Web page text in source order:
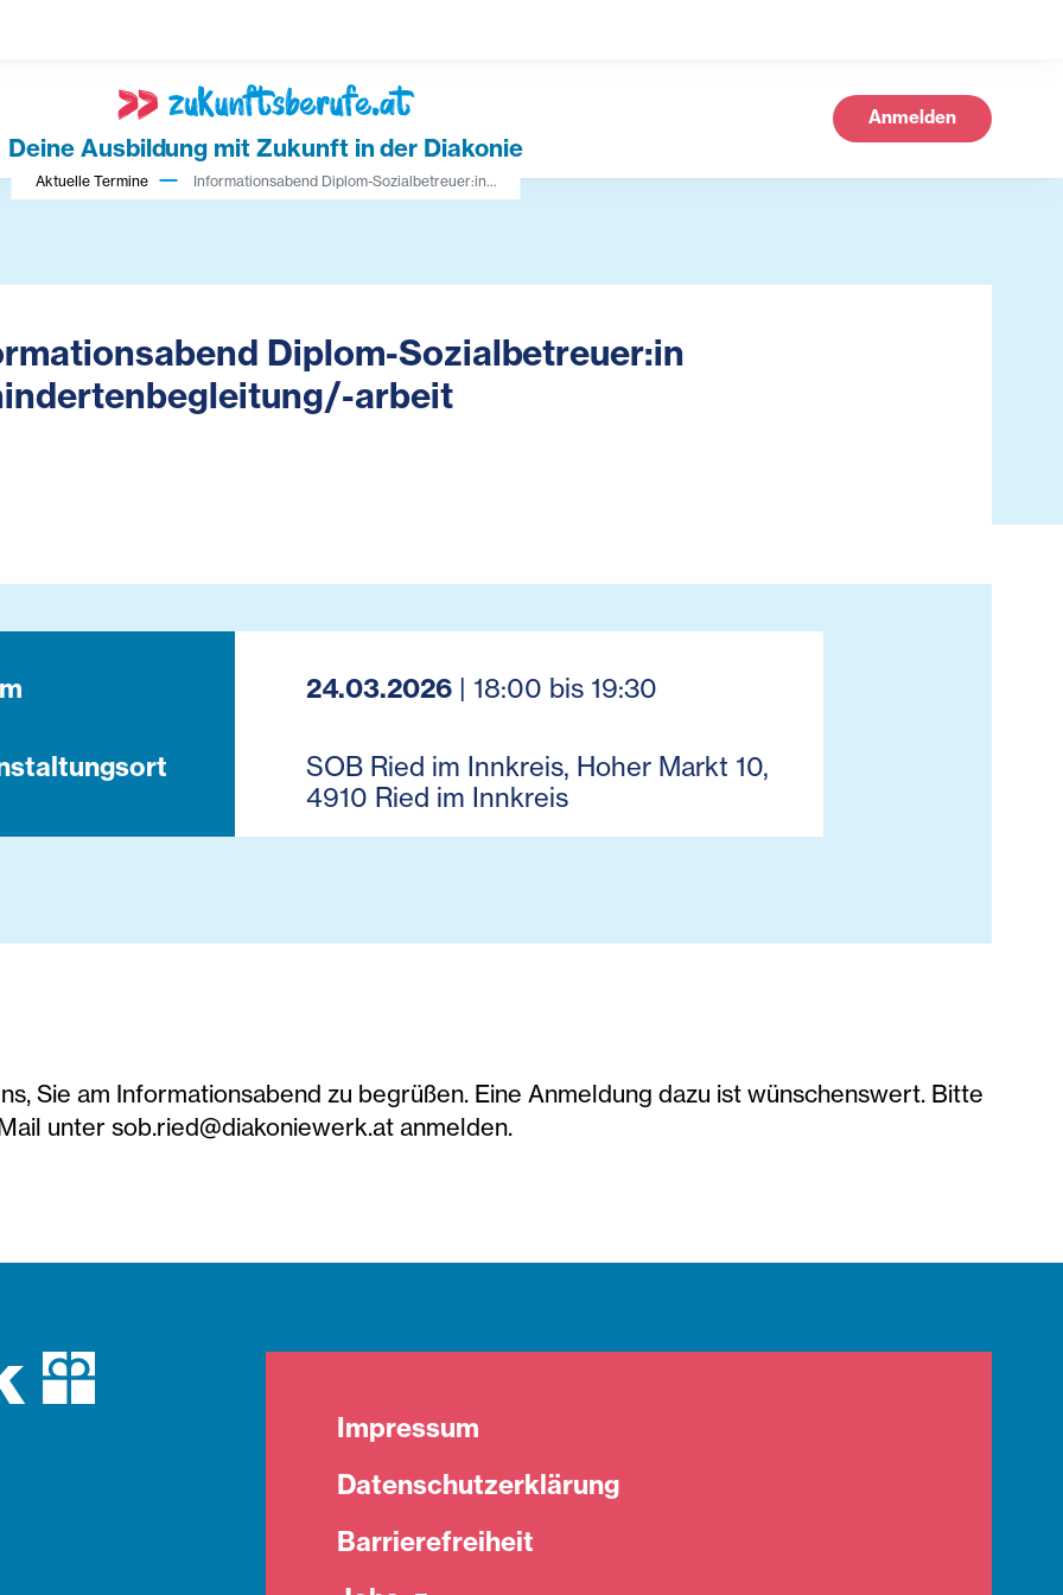
Deine Ausbildung mit Zukunft in der Diakonie
Anmelden
Aktuelle Termine Informationsabend Diplom-Sozialbetreuer:in...
Diplom-Sozialbetreuer:in
arbeit
24.03.2026 | 18:00 bis 19:30
SOB Ried im Innkreis, Hoher Markt 10,
4910 Ried im Innkreis
Sie am Informationsabend zu begrüßen. Eine Anmeldung dazu ist wünschenswert. Bitte
unter sob.ried@diakoniewerk.at anmelden.
Impressum
Datenschutzerklärung
Barrierefreiheit